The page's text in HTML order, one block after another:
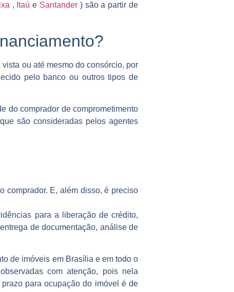
, Itaú e Santander ) são a partir de
ou até mesmo do consórcio, por
pelo banco ou outros tipos de
do comprador de comprometimento
são consideradas pelos agentes
comprador. E, além disso, é preciso
para a liberação de crédito,
de documentação, análise de
de imóveis em Brasília e em todo o
com atenção, pois nela
para ocupação do imóvel é de